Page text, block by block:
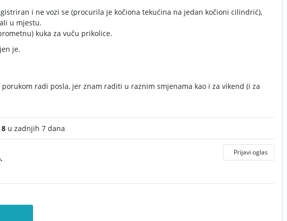
i ne vozi se (procurila je kočiona tekućina na jedan kočioni cilindrić),
u mjestu.
kuka za vuču prikolice.
je.
radi posla, jer znam raditi u raznim smjenama kao i za vikend (i za
8 u zadnjih 7 dana
Prijavi oglas